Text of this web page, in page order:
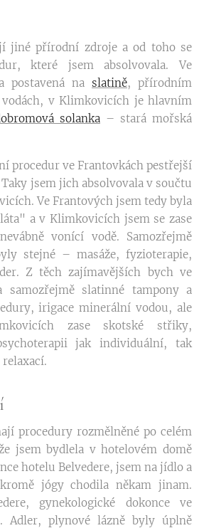
jiné přírodní zdroje a od toho se
které jsem absolvovala. Ve
postavená na slatině, přírodním
v Klimkovicích je hlavním
solanka – stará mořská
procedur ve Frantovkách pestřejší
Taky jsem jich absolvovala v součtu
Ve Frantových jsem tedy byla
a v Klimkovicích jsem se zase
vonící vodě. Samozřejmě
stejné – masáže, fyzioterapie,
Z těch zajímavějších bych ve
samozřejmě slatinné tampony a
irigace minerální vodou, ale
zase skotské střiky,
jak individuální, tak
procedury rozmělněné po celém
jsem bydlela v hotelovém domě
hotelu Belvedere, jsem na jídlo a
jógy chodila někam jinam.
gynekologické dokonce ve
Adler, plynové lázně byly úplně